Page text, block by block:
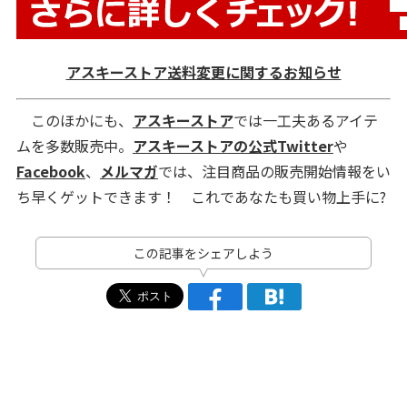
アスキーストア送料変更に関するお知らせ
このほかにも、 アスキーストアでは一工夫あるアイテ
ムを多数販売中。 アスキーストアの公式Twitterや
Facebook、 メルマガでは、注目商品の販売開始情報をい
ち早くゲットできます！ これであなたも買い物上手に?
この記事をシェアしよう